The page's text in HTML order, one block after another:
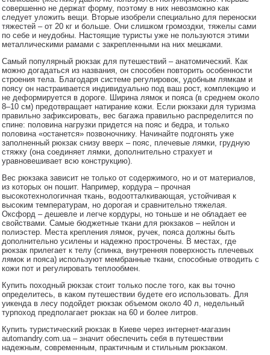
совершенно не держат форму, поэтому в них невозможно как
следует уложить вещи. Вторые изобрели специально для переноски
тяжестей – от 20 кг и больше. Они слишком громоздки, тяжелы сами
по себе и неудобны. Настоящие туристы уже не пользуются этими
металлическими рамами с закрепленными на них мешками.
Самый популярный рюкзак для путешествий – анатомический. Как
можно догадаться из названия, он способен повторить особенности
строения тела. Благодаря системе регулировок, удобным лямкам и
поясу он настраивается индивидуально под ваш рост, комплекцию и
не деформируется в дороге. Ширина лямок и пояса (в среднем около
8–10 см) предотвращает натирание кожи. Если рюкзаки для туризма
правильно зафиксировать, вес багажа правильно распределится по
спине: половина нагрузки придется на пояс и бедра, и только
половина «останется» позвоночнику. Начинайте подгонять уже
заполненный рюкзак снизу вверх – пояс, плечевые лямки, грудную
стяжку (она соединяет лямки, дополнительно страхует и
уравновешивает всю конструкцию).
Вес рюкзака зависит не только от содержимого, но и от материалов,
из которых он пошит. Например, кордура – прочная
высокотехнологичная ткань, водоотталкивающая, устойчивая к
высоким температурам, но дорогая и сравнительно тяжелая.
Оксфорд – дешевле и легче кордуры, но тоньше и не обладает ее
свойствами. Самые бюджетные ткани для рюкзаков – нейлон и
полиэстер. Места крепления лямок, ручек, пояса должны быть
дополнительно усилены и надежно прострочены. В местах, где
рюкзак прилегает к телу (спинка, внутренняя поверхность плечевых
лямок и пояса) используют мембранные ткани, способные отводить с
кожи пот и регулировать теплообмен.
Купить походный рюкзак стоит только после того, как вы точно
определитесь, в каком путешествии будете его использовать. Для
уикенда в лесу подойдет рюкзак объемом около 40 л, недельный
турпоход предполагает рюкзак на 60 и более литров.
Купить туристический рюкзак в Киеве через интернет-магазин
automandry.com.ua – значит обеспечить себя в путешествии
надежным, современным, практичным и стильным рюкзаком.